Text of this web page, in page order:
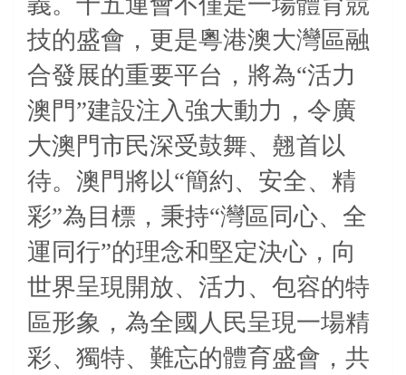
技的盛會，更是粵港澳大灣區融
合發展的重要平台，將為“活力
澳門”建設注入強大動力，令廣
大澳門市民深受鼓舞、翹首以
待。澳門將以“簡約、安全、精
彩”為目標，秉持“灣區同心、全
運同行”的理念和堅定決心，向
世界呈現開放、活力、包容的特
區形象，為全國人民呈現一場精
彩、獨特、難忘的體育盛會，共